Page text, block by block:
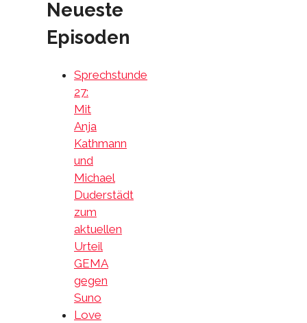
Neueste
Episoden
Sprechstunde
27:
Mit
Anja
Kathmann
und
Michael
Duderstädt
zum
aktuellen
Urteil
GEMA
gegen
Suno
Love